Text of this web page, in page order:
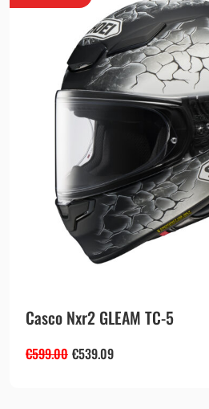
Casco Nxr2 GLEAM TC-5
€599.00 €539.09